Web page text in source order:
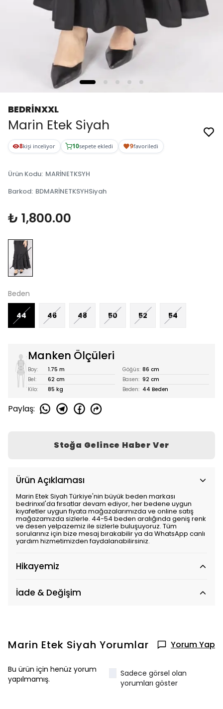
BEDRİNXXL
Marin Etek Siyah
8kişi inceliyor 10sepete ekledi 9favoriledi
Ürün Kodu: MARİNETKSYH
Barkod: BDMARİNETKSYHSiyah
₺ 1,800.00
Beden
44 46 48 50 52 54
Manken Ölçüleri
Boy: 1.75 m Göğüs: 86 cm
Bel:
62 cm Basen: 92 cm
Kilo:
85 kg Beden: 44 Beden
Paylaş:
Stoğa Gelince Haber Ver
Ürün Açıklaması
Marin Etek Siyah Türkiye'nin büyük beden markası
bedrinxxl'da fırsatlar devam ediyor, her bedene uygun
kıyafetler uygun fiyata mağazalarımızda ve online satış
mağazamızda sizlerle. 44-54 beden aralığında geniş renk
ve desen yelpazemiz ile sizlerle buluşuyoruz. Tüm
sorularınız için bize mesaj bırakabilir ya da WhatsApp canlı
yardım hizmetimizden faydalanabilirsiniz.
Hikayemiz
İade & Değişim
Marin Etek Siyah Yorumlar Yorum Yap
Bu ürün için henüz yorum
yapılmamış.
Sadece görsel olan
yorumları göster